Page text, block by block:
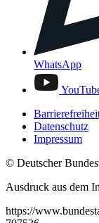
WhatsApp
Datenschutz
Impressum
© Deutscher
Ausdruck aus dem
https://